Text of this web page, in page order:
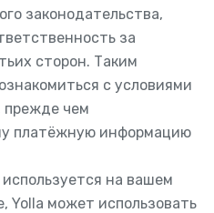
законодательства,
за
сторон. Таким
с условиями
прежде чем
платёжную информацию
на вашем
Yolla может использовать